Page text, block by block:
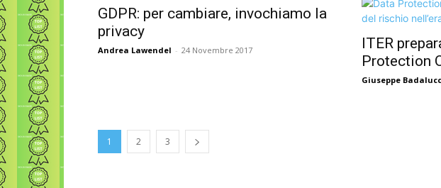
GDPR: per cambiare, invochiamo la
privacy
Andrea Lawendel - 24 Novembre 2017
ITER
Protection
Giuseppe
1 2 3